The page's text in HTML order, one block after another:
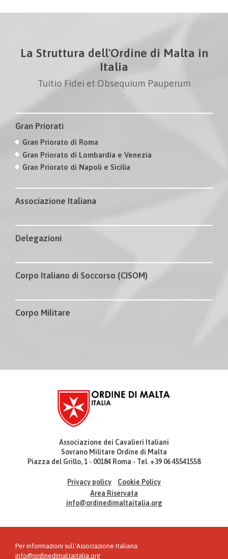
La Struttura dell'Ordine di Malta in
Italia
Tuitio Fidei et Obsequium Pauperum
Gran Priorati
Gran Priorato di Roma
Gran Priorato di Lombardia e Venezia
Gran Priorato di Napoli e Sicilia
Associazione Italiana
Delegazioni
Corpo Italiano di Soccorso (CISOM)
Corpo Militare
Associazione dei Cavalieri Italiani
Sovrano Militare Ordine di Malta
Piazza del Grillo, 1 - 00184 Roma - Tel. +39 06 45541558
Privacy policy
Cookie Policy
Area Riservata
info@ordinedimaltaitalia.org
Per informazioni sull'Associazione Italiana:
info@ordinedimaltaitalia.org